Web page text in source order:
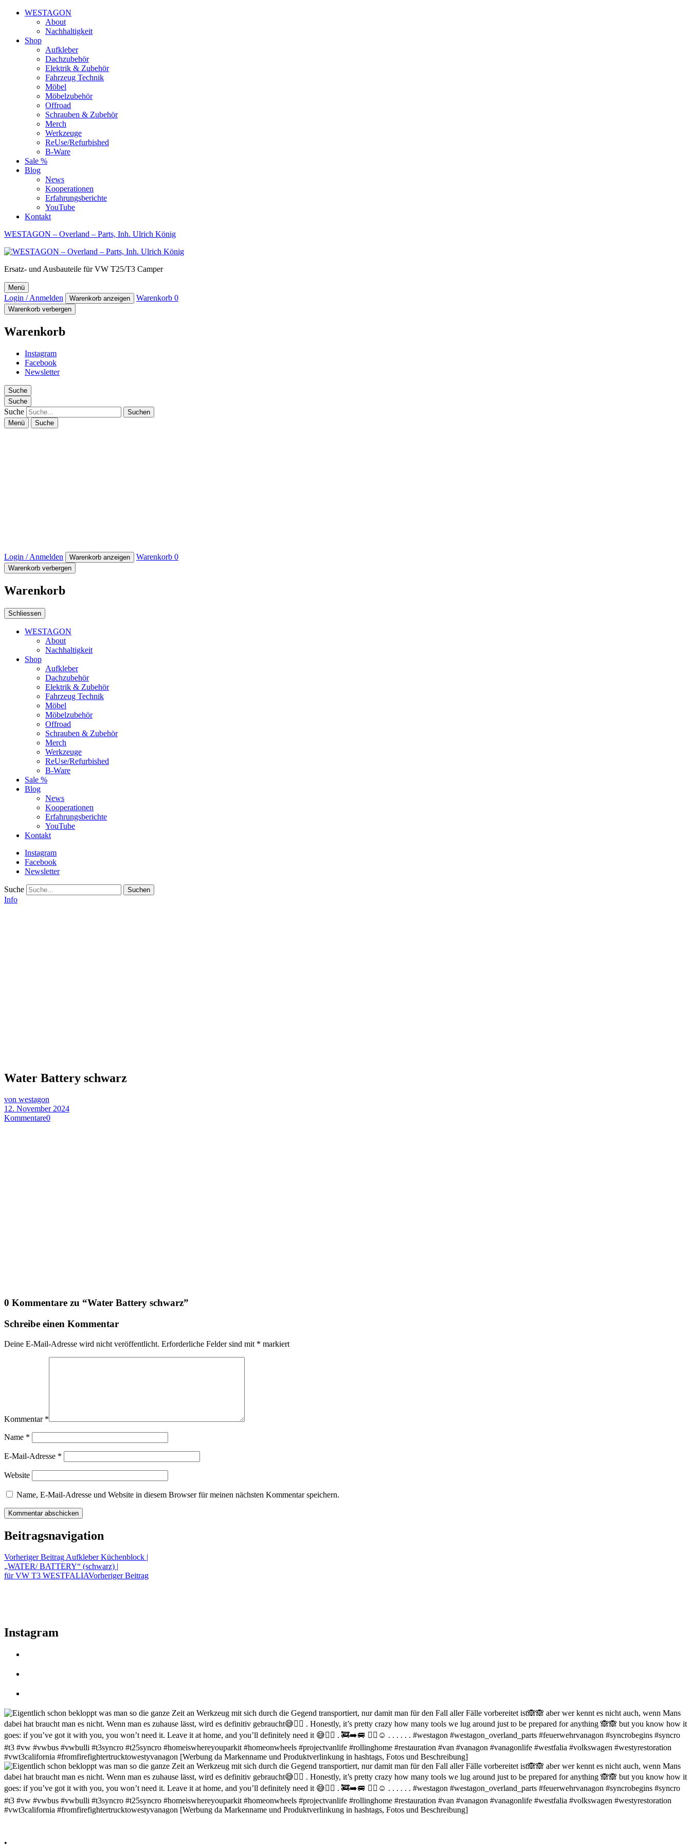
WESTAGON
About
Nachhaltigkeit
Shop
Aufkleber
Dachzubehör
Elektrik & Zubehör
Fahrzeug Technik
Möbel
Möbelzubehör
Offroad
Schrauben & Zubehör
Merch
Werkzeuge
ReUse/Refurbished
B-Ware
Sale %
Blog
News
Kooperationen
Erfahrungsberichte
YouTube
Kontakt
WESTAGON – Overland – Parts, Inh. Ulrich König
Ersatz- und Ausbauteile für VW T25/T3 Camper
Menü
Login / Anmelden Warenkorb anzeigen Warenkorb 0
Warenkorb verbergen
Warenkorb
Instagram
Facebook
Newsletter
Suche
Suche
Suche
Menü Suche
Login / Anmelden Warenkorb anzeigen Warenkorb 0
Warenkorb verbergen
Warenkorb
Schliessen
WESTAGON
About
Nachhaltigkeit
Shop
Aufkleber
Dachzubehör
Elektrik & Zubehör
Fahrzeug Technik
Möbel
Möbelzubehör
Offroad
Schrauben & Zubehör
Merch
Werkzeuge
ReUse/Refurbished
B-Ware
Sale %
Blog
News
Kooperationen
Erfahrungsberichte
YouTube
Kontakt
Instagram
Facebook
Newsletter
Suche
Info
Water Battery schwarz
von westagon
12. November 2024
Kommentare0
0 Kommentare zu “Water Battery schwarz”
Schreibe einen Kommentar
Deine E-Mail-Adresse wird nicht veröffentlicht. Erforderliche Felder sind mit * markiert
Kommentar *
Name *
E-Mail-Adresse *
Website
Name, E-Mail-Adresse und Website in diesem Browser für meinen nächsten Kommentar speichern.
Beitragsnavigation
Vorheriger BeitragAufkleber Küchenblock |
„WATER/ BATTERY“ (schwarz) |
für VW T3 WESTFALIAVorheriger Beitrag
Instagram
•